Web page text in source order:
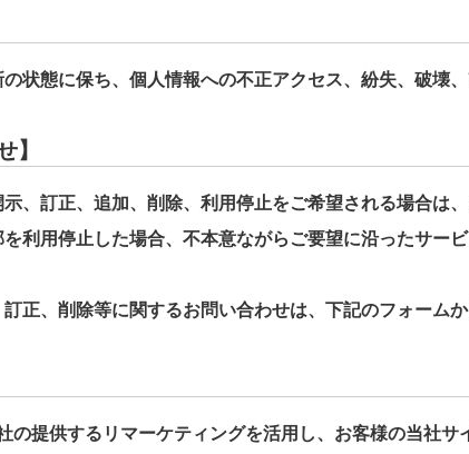
状態に保ち、個人情報への不正アクセス、紛失、破壊
】
、訂正、追加、削除、利用停止をご希望される場合は
利用停止した場合、不本意ながらご要望に沿ったサー
正、削除等に関するお問い合わせは、下記のフォームか
提供するリマーケティングを活用し、お客様の当社